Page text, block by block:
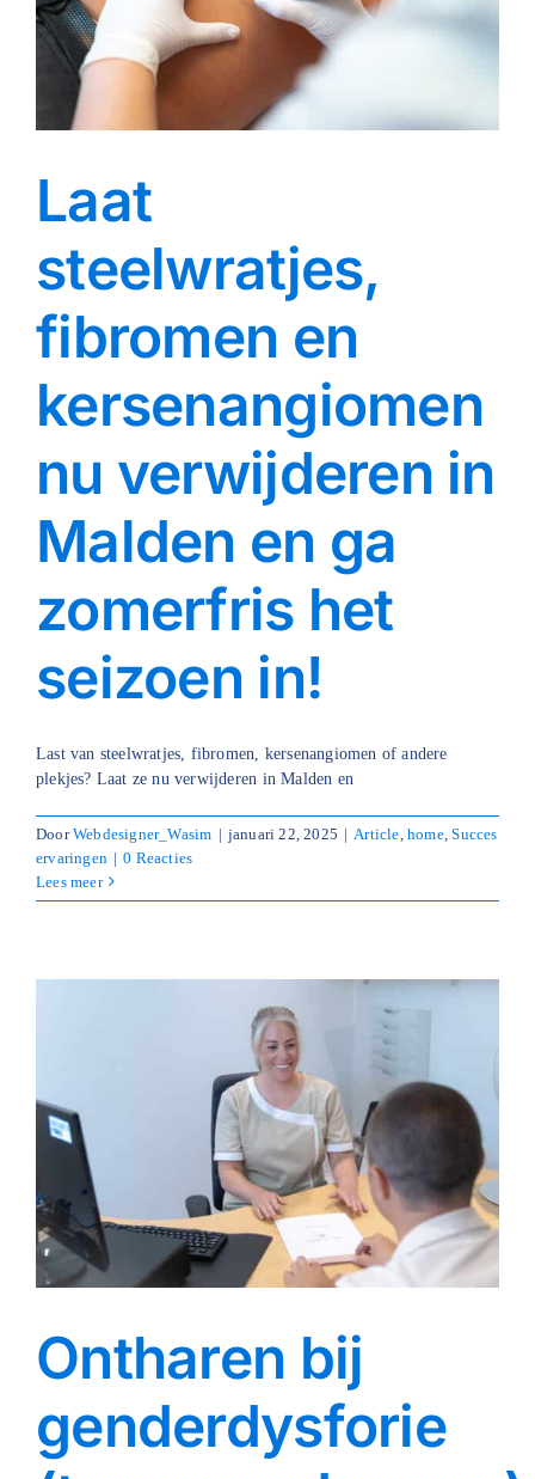
Over ons
Afspraak maken
Laat
steelwratjes,
fibromen en
kersenangiomen
nu verwijderen in
Malden en ga
zomerfris het
seizoen in!
Last van steelwratjes, fibromen, kersenangiomen of andere
plekjes? Laat ze nu verwijderen in Malden en
DoorWebdesigner_Wasim | januari 22, 2025 | Article ,home,Succes
ervaringen | 0 Reacties
Lees meer
Ontharen bij
genderdysforie